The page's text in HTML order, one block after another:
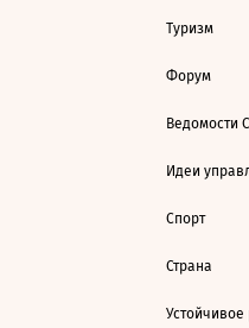
Туризм
Форум
Ведомости
Идеи
Спорт
Страна
Устойчивое